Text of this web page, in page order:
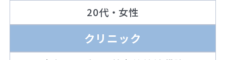
20代・女性
クリニック